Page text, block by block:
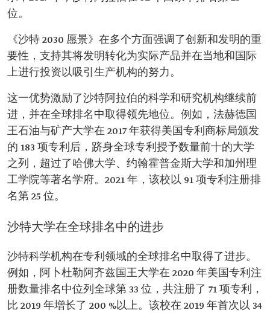
位。
《沙特 2030 愿景》在多个方面强调了创新和发明的重
要性，支持其将发明转化为实际产品并在当地和国际
上进行投资以吸引生产机构的努力。
这一优势激励了沙特阿拉伯的科学和研究机构继续前
进，并在全球排名中取得领先地位。例如，法赫德国
王石油与矿产大学在 2017 年获得美国专利商标局颁发
的 183 项专利后，跻身全球专利授予数量前十的大学
之列，超过了哈佛大学、约翰霍普金斯大学和加州理
工学院等著名学府。2021 年，该校以 91 项专利注册排
名第 25 位。
沙特大学在全球排名中的进步
沙特科学机构在专利领域的全球排名中取得了进步。
例如，阿卜杜勒阿齐兹国王大学在 2020 年美国专利注
册数量排名中位列全球第 33 位，共注册了 71 项专利，
比 2019 年增长了 200 %以上。该校在 2019 年首次以 34